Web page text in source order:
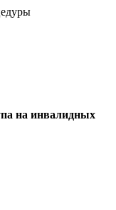
на инвалидных